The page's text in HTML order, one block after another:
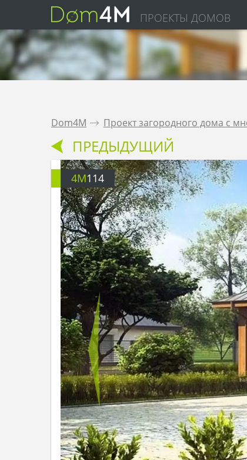
ПРОЕКТЫ ДОМОВ
Dom4M . Проект загородного дома с
ПРЕДЫДУЩИЙ
4M114